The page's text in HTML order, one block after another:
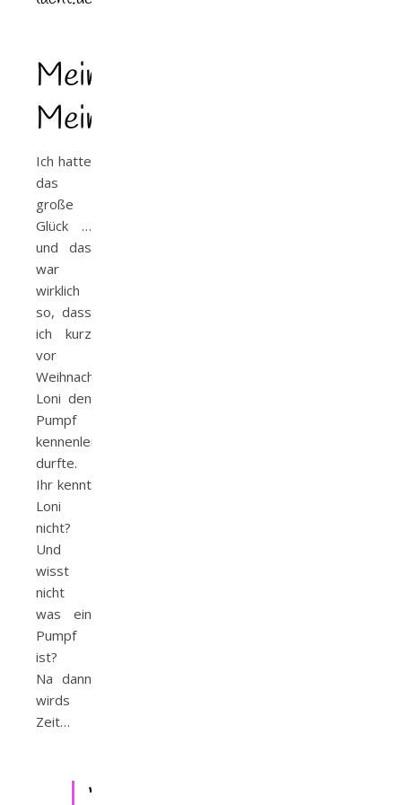
Meine
Meinung
Ich hatte
das
große
Glück …
und das
war
wirklich
so, dass
ich kurz
vor
Weihnachten
Loni den
Pumpf
kennenlernen
durfte.
Ihr kennt
Loni
nicht?
Und
wisst
nicht
was ein
Pumpf
ist?
Na dann
wirds
Zeit…